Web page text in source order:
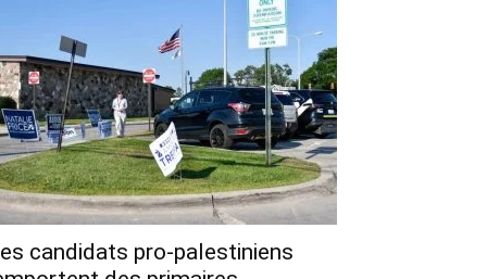
candidats pro-palestiniens